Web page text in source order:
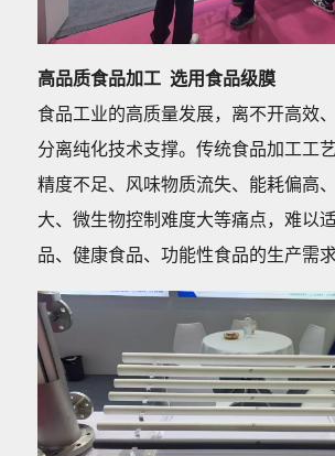
高品质食品加工 选用食品级膜
食品工业的高质量发展，离不开高效
分离纯化技术支撑。传统食品加工工
精度不足、风味物质流失、能耗偏高
大、微生物控制难度大等痛点，难以
品、健康食品、功能性食品的生产需求